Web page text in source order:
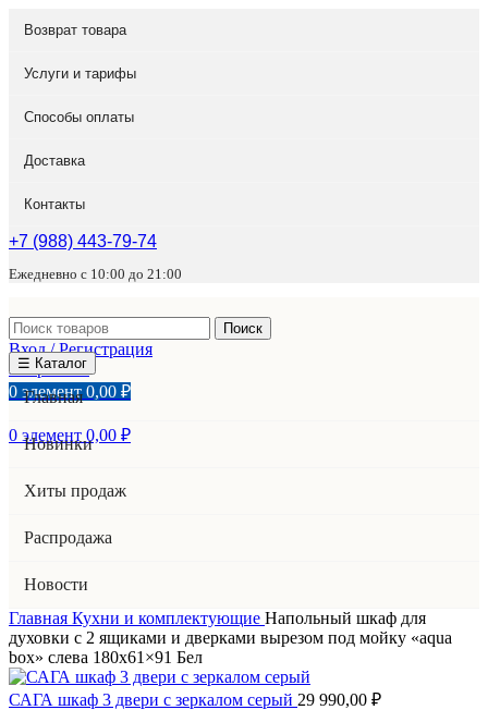
Возврат товара
Услуги и тарифы
Способы оплаты
Доставка
Контакты
+7 (988) 443-79-74
Ежедневно с 10:00 до 21:00
Поиск
Вход / Регистрация
Избранное
0 элемент 0,00 ₽
0 элемент 0,00 ₽
☰ Каталог
Главная
Новинки
Хиты продаж
Распродажа
Новости
Главная Кухни и комплектующие Напольный шкаф для
духовки с 2 ящиками и дверками вырезом под мойку «aqua
box» слева 180х61×91 Бел
САГА шкаф 3 двери с зеркалом серый 29 990,00 ₽